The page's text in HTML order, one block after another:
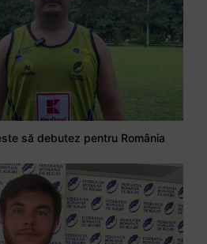
să debutez pentru România